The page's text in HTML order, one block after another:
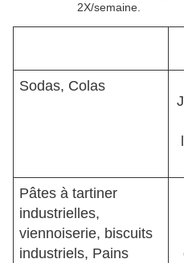
2X/semaine.
Sodas, Colas
Pâtes à tartiner
industrielles,
viennoiserie, biscuits
industriels, Pains